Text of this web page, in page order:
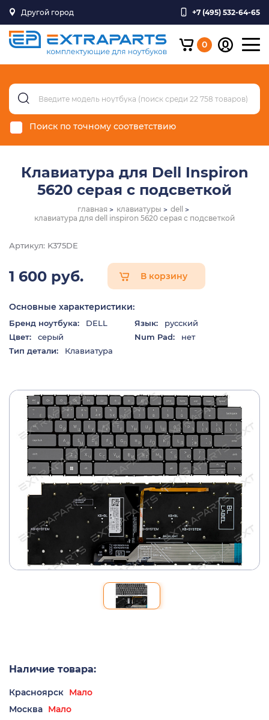
Другой город +7 (495) 532-64-65
0
Поиск по точному соответствию
Клавиатура для Dell Inspiron
5620 серая с подсветкой
главная клавиатуры
dell
клавиатура для dell inspiron 5620 серая с подсветкой
Артикул: K375DE
1 600 руб. В корзину
Основные характеристики:
Бренд ноутбука: DELL Язык:
русский
Цвет:
серый Num Pad:
нет
Тип детали:
Клавиатура
Наличие товара:
Красноярск Мало
Москва Мало